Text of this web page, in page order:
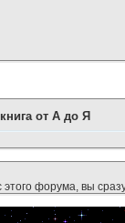
от А до Я
форума, вы